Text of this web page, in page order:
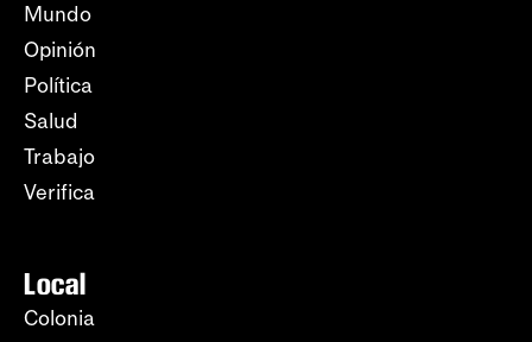
Mundo
Opinión
Política
Salud
Trabajo
Verifica
Local
Colonia